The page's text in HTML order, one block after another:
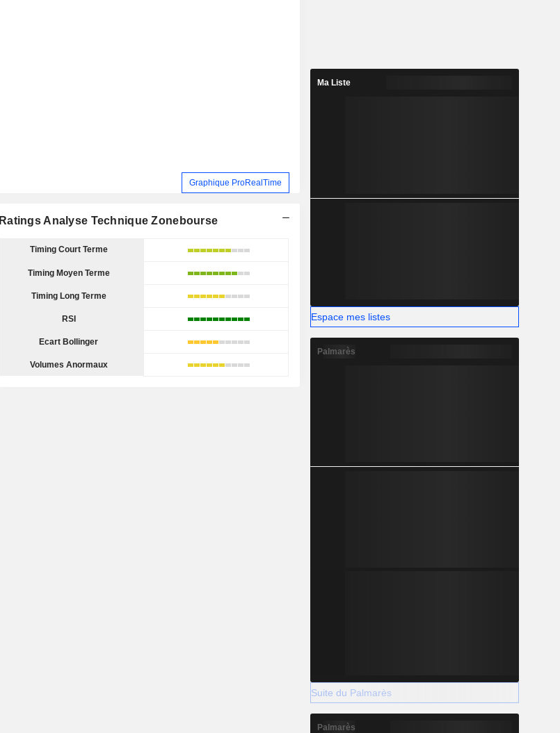
Graphique ProRealTime
Ratings Analyse Technique Zonebourse
Timing Court Terme
Timing Moyen Terme
Timing Long Terme
RSI
Ecart Bollinger
Volumes Anormaux
Ma Liste
Espace mes listes
Palmarès
Suite du Palmarès
Palmarès